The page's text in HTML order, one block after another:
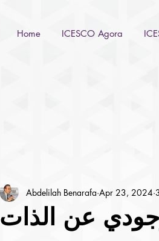
Home ICESCO Agora
عن الذات
Abdelilah Benarafa Apr 23, 2024